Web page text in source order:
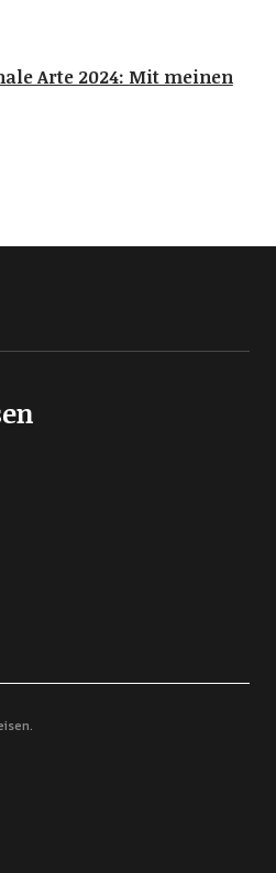
Arte 2024: Mit meinen